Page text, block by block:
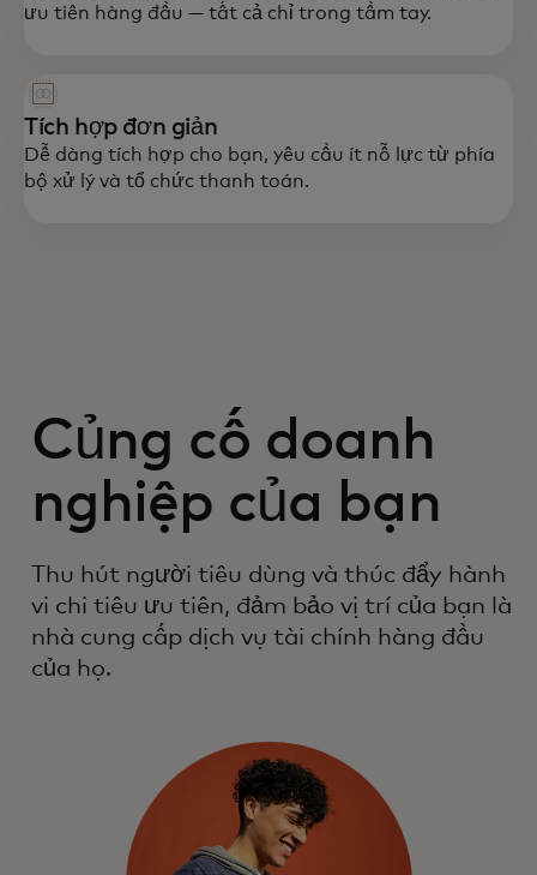
ưu tiên hàng đầu — tất cả chỉ trong tầm tay.
Tích hợp đơn giản
Dễ dàng tích hợp cho bạn, yêu cầu ít nỗ lực từ phía
bộ xử lý và tổ chức thanh toán.
Củng cố doanh
nghiệp của bạn
Thu hút người tiêu dùng và thúc đẩy hành
vi chi tiêu ưu tiên, đảm bảo vị trí của bạn là
nhà cung cấp dịch vụ tài chính hàng đầu
của họ.